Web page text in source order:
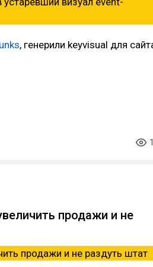
, генерили keyvisual для
продажи и не